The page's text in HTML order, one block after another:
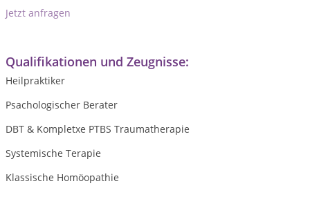
Jetzt anfragen
Qualifikationen und Zeugnisse:
Heilpraktiker
Psachologischer Berater
DBT & Kompletxe PTBS Traumatherapie
Systemische Terapie
Klassische Homöopathie